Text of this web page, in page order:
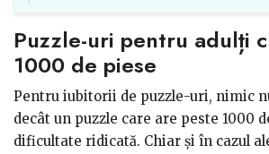
Puzzle-uri pentru adulți
1000 de piese
Pentru iubitorii de puzzle-uri, nimic
decât un puzzle care are peste 1000
dificultate ridicată. Chiar și în cazul